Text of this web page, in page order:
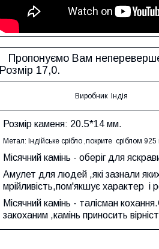
Пропонуємо Вам
Розмір 17,0.
Виробник Індія
Розмір каменя: 20.5*14 мм.
Метал: Індійське срібло ,покрите сріблом 925
Місячний камінь - оберіг для
Амулет для людей ,які зазнали
мрійливість,пом'якшує характер
Місячний камінь - талісман
закоханим ,камінь приносить